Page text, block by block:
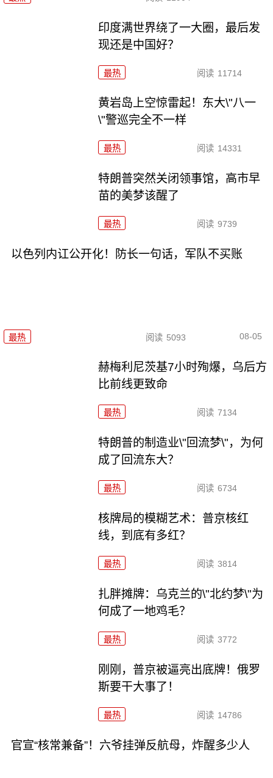
印度满世界绕了一大圈，最后发
现还是中国好？
最热 阅读 11714
黄岩岛上空惊雷起！东大\"八一
\"警巡完全不一样
最热 阅读 14331
特朗普突然关闭领事馆，高市早
苗的美梦该醒了
最热 阅读 9739
以色列内讧公开化！防长一句话，军队不买账
最热 阅读 5093 08-05
赫梅利尼茨基7小时殉爆，乌后方
比前线更致命
最热 阅读 7134
特朗普的制造业\"回流梦\"，为何
成了回流东大？
最热 阅读 6734
核牌局的模糊艺术：普京核红
线，到底有多红？
最热 阅读 3814
扎胖摊牌：乌克兰的\"北约梦\"为
何成了一地鸡毛？
最热 阅读 3772
刚刚，普京被逼亮出底牌！俄罗
斯要干大事了！
最热 阅读 14786
官宣“核常兼备”！六爷挂弹反航母，炸醒多少人